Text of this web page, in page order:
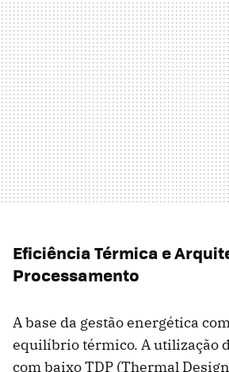
Eficiência Térmica e
Processamento
A base da gestão energética
equilíbrio térmico. A utilização
com baixo TDP (Thermal